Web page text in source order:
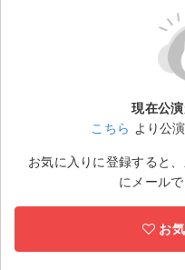
チケットのリクエスト一覧
ライブ・コンサート（国内）
ライブ・コンサート（海外）
現在公演
こちら より公
お気に入りに登録すると
にメール
お